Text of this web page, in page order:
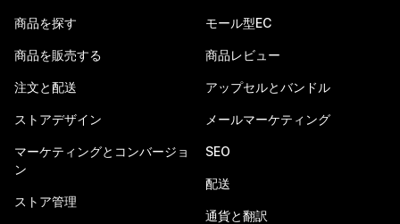
商品を探す
商品を販売する
注文と配送
ストアデザイン
マーケティングとコンバージョ
ン
ストア管理
モール型EC
商品レビュー
アップセルとバンドル
メールマーケティング
SEO
配送
通貨と翻訳